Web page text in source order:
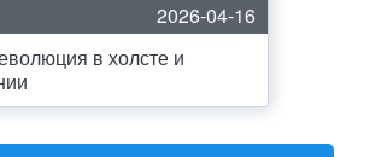
2026-04-16
в холсте и